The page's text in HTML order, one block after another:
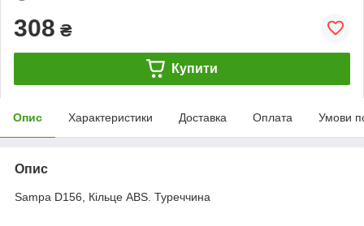
308 ₴
Купити
Опис Характеристики Доставка Оплата Умови
Опис
Sampa D156, Кільце ABS. Туреччина